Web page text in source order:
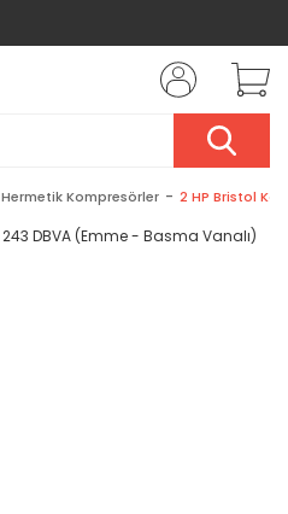
Hermetik Kompresörler 2 HP Bristol